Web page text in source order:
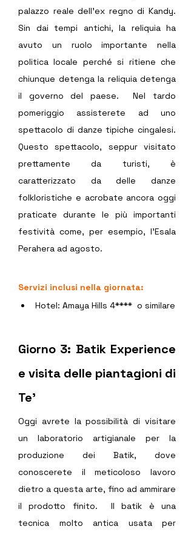
palazzo reale dell'ex regno di Kandy.
Sin dai tempi antichi, la reliquia ha
avuto un ruolo importante nella
politica locale perché si ritiene che
chiunque detenga la reliquia detenga
il governo del paese.  Nel tardo
pomeriggio assisterete ad uno
spettacolo di danze tipiche cingalesi.
Questo spettacolo, seppur visitato
prettamente da turisti, è
caratterizzato da delle danze
folkloristiche e acrobate ancora oggi
praticate durante le più importanti
festività come, per esempio, l’Esala
Perahera ad agosto.
Servizi inclusi nella giornata:
Hotel: Amaya Hills 4****  o similare
Giorno 3: Batik Experience
e visita delle piantagioni di
Te’
Oggi avrete la possibilità di visitare
un laboratorio artigianale per la
produzione dei Batik, dove
conoscerete il meticoloso lavoro
dietro a questa arte, fino ad ammirare
il prodotto finito.  Il batik è una
tecnica molto antica usata per